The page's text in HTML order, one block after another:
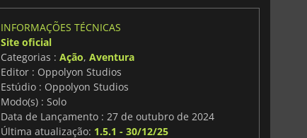
INFORMAÇÕES TÉCNICAS
Site oficial
Categorias : Ação, Aventura
Editor : Oppolyon Studios
Estúdio : Oppolyon Studios
Modo(s) : Solo
Data de Lançamento : 27 de outubro de 2024
Última atualização: 1.5.1 - 30/12/25